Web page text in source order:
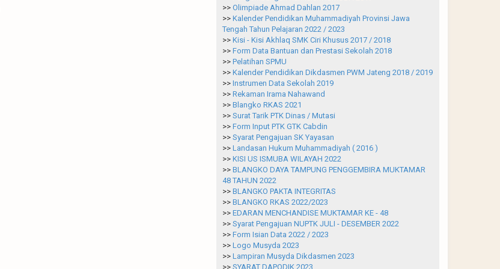
>> Olimpiade Ahmad Dahlan 2017
>> Kalender Pendidikan Muhammadiyah Provinsi Jawa
Tengah Tahun Pelajaran 2022 / 2023
>> Kisi - Kisi Akhlaq SMK Ciri Khusus 2017 / 2018
>> Form Data Bantuan dan Prestasi Sekolah 2018
>> Pelatihan SPMU
>> Kalender Pendidikan Dikdasmen PWM Jateng 2018 / 2019
>> Instrumen Data Sekolah 2019
>> Rekaman Irama Nahawand
>> Blangko RKAS 2021
>> Surat Tarik PTK Dinas / Mutasi
>> Form Input PTK GTK Cabdin
>> Syarat Pengajuan SK Yayasan
>> Landasan Hukum Muhammadiyah ( 2016 )
>> KISI US ISMUBA WILAYAH 2022
>> BLANGKO DAYA TAMPUNG PENGGEMBIRA MUKTAMAR
48 TAHUN 2022
>> BLANGKO PAKTA INTEGRITAS
>> BLANGKO RKAS 2022/2023
>> EDARAN MENCHANDISE MUKTAMAR KE - 48
>> Syarat Pengajuan NUPTK JULI - DESEMBER 2022
>> Form Isian Data 2022 / 2023
>> Logo Musyda 2023
>> Lampiran Musyda Dikdasmen 2023
>> SYARAT DAPODIK 2023